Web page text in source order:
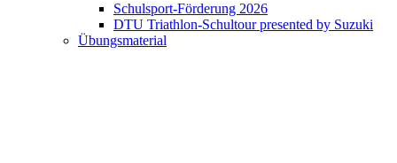
Schulsport-Förderung 2026
DTU Triathlon-Schultour presented by Suzuki
Übungsmaterial